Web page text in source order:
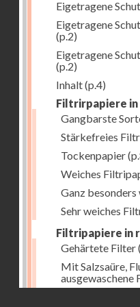
Eigetragene
Eigetragene
(p.2)
Eigetragene
(p.2)
Inhalt(p.4)
Filtrirpapiere in
Gangbarste
Stärkefreies
Tockenpapier
Weiches
Ganz
Sehr weiches
Filtripapiere in
Gehärtete Filter
Mit Salzsaüre,
ausgewaschene